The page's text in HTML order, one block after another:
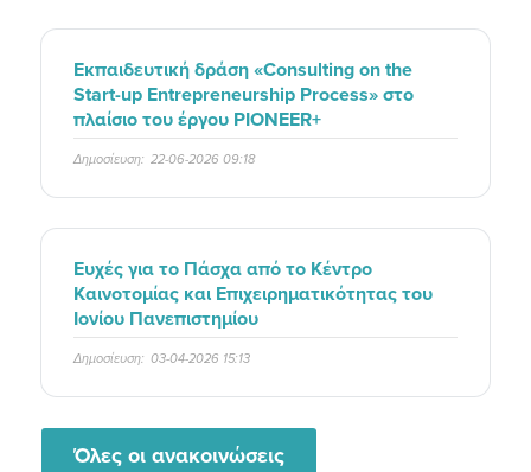
Εκπαιδευτική δράση «Consulting on the
Start-up Entrepreneurship Process» στο
πλαίσιο του έργου PIONEER+
Δημοσίευση: 22-06-2026 09:18
Ευχές για το Πάσχα από το Κέντρο
Καινοτομίας και Επιχειρηματικότητας του
Ιονίου Πανεπιστημίου
Δημοσίευση: 03-04-2026 15:13
Όλες οι ανακοινώσεις